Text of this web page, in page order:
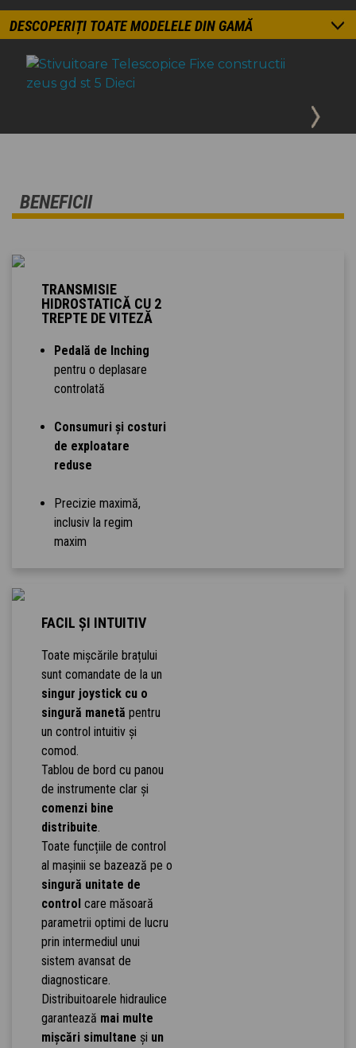
DESCOPERIȚI TOATE MODELELE DIN GAMĂ
BENEFICII
TRANSMISIE
HIDROSTATICĂ CU 2
TREPTE DE VITEZĂ
Pedală de Inching
pentru o deplasare
controlată
Consumuri și costuri
de exploatare
reduse
Precizie maximă,
inclusiv la regim
maxim
FACIL ȘI INTUITIV
Toate mișcările brațului
sunt comandate de la un
singur joystick cu o
singură manetă pentru
un control intuitiv și
comod.
Tablou de bord cu panou
de instrumente clar și
comenzi bine
distribuite.
Toate funcțiile de control
al mașinii se bazează pe o
singură unitate de
control care măsoară
parametrii optimi de lucru
prin intermediul unui
sistem avansat de
diagnosticare.
Distribuitoarele hidraulice
garantează mai multe
mișcări simultane și un